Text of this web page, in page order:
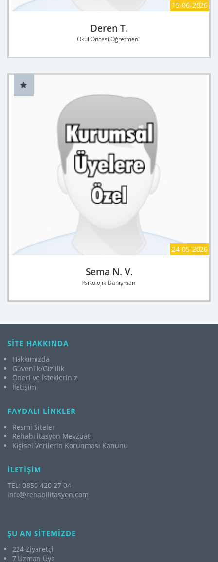
15-06-2026
Deren T.
Okul Öncesi Öğretmeni
24-05-2026
Sema N. V.
Psikolojik Danışman
SİTE HAKKINDA
Hakkımızda
Güvenlik/Gizlilik
Öneri ve İstekleriniz
İletişim
FAYDALI LİNKLER
Resmi Siteler
Rehabilitasyon Mevzuatı
Kişisel Verilerin Korunması Kanunu
İLETİŞİM
TEL: 0850 420 27 04
info
rehabilitasyon.com
ŞU AN SİTEMİZDE
224 Ziyaretçi
7 Uzman Üye